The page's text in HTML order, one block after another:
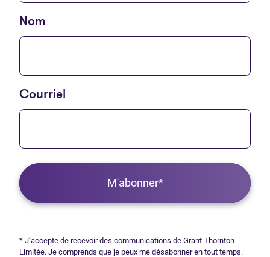
Nom
Courriel
M'abonner*
* J’accepte de recevoir des communications de Grant Thornton
Limitée. Je comprends que je peux me désabonner en tout temps.